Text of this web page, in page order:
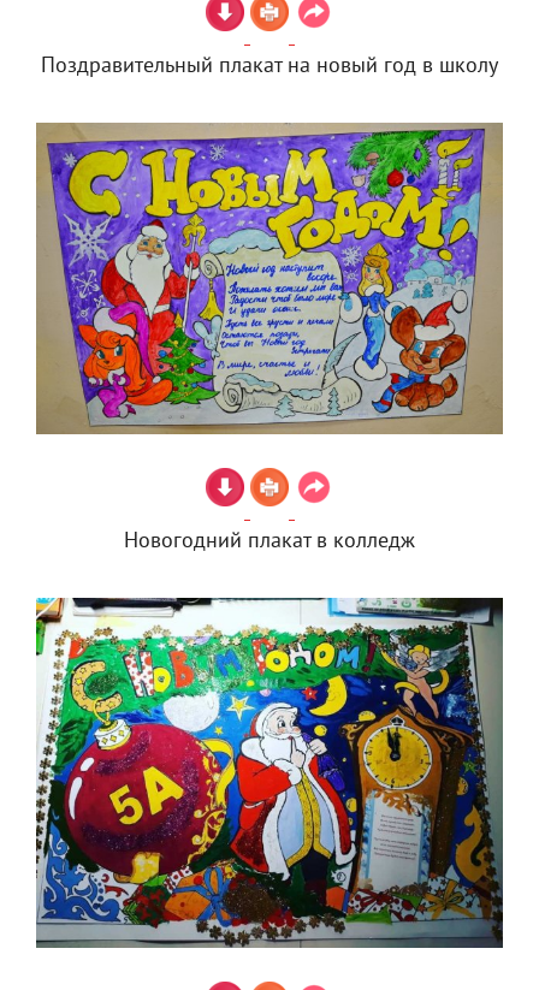
Поздравительный плакат на новый год в школу
Новогодний плакат в колледж